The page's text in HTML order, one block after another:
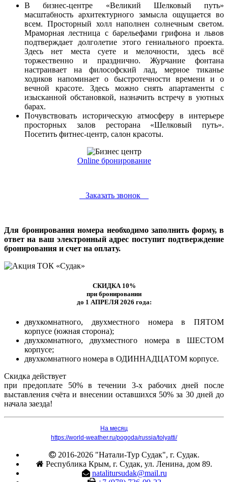
В бизнес-центре «Великий Шелковый путь»
масштабность архитектурного замысла ощущается во
всем. Просторный холл наполнен солнечным светом.
Мраморная лестница с барельефами грифона и львов
подтверждает долголетие этого гениального проекта.
Здесь нет места суете и мелочности, здесь всё
торжественно и празднично. Журчание фонтана
настраивает на философский лад, мерное тиканье
ходиков напоминает о быстротечности времени и о
вечной красоте. Здесь можно снять апартаменты с
изысканной обстановкой, назначить встречу в уютных
барах.
Почувствовать историческую атмосферу в интерьере
просторных залов ресторана «Шелковый путь».
Посетить фитнес-центр, салон красоты.
Online бронирование
Заказать звонок
Для бронирования номера необходимо заполнить форму, в
ответ на ваш электронный адрес поступит подтверждение
бронирования и счет на оплату.
СКИДКА 10%
при бронировании
до 1 АПРЕЛЯ 2026 года:
двухкомнатного, двухместного номера в ПЯТОМ
корпусе (южная сторона);
двухкомнатного, двухместного номера в ШЕСТОМ
корпусе;
двухкомнатного номера в ОДИННАДЦАТОМ корпусе.
Скидка действует
при предоплате 50% в течении 3-х рабочих дней после
выставления счёта и внесении оставшихся 50% за 30 дней до
начала заезда!
На месяц
https://world-weather.ru/pogoda/russia/tolyatti/
2016-2026 "Натали-Тур Судак", г. Судак.
Республика Крым, г. Судак, ул. Ленина, дом 89.
natalitursudak@mail.ru